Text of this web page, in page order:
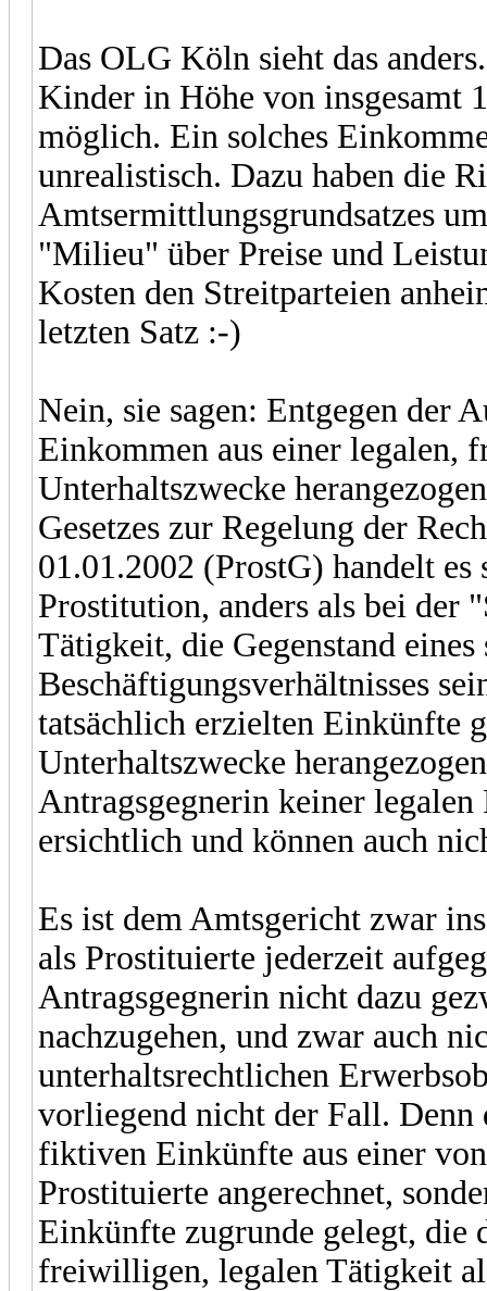
Das OLG Köln sieht das
Kinder in Höhe von insgesamt
möglich. Ein solches
unrealistisch. Dazu haben die
Amtsermittlungsgrundsatzes
"Milieu" über Preise und
Kosten den Streitparteien
letzten Satz :-)
Nein, sie sagen: Entgegen der
Einkommen aus einer legalen,
Unterhaltszwecke
Gesetzes zur Regelung der
01.01.2002 (ProstG) handelt
Prostitution, anders als bei der
Tätigkeit, die Gegenstand
Beschäftigungsverhältnisses
tatsächlich erzielten Einkünfte
Unterhaltszwecke
Antragsgegnerin keiner
ersichtlich und können auch
Es ist dem Amtsgericht zwar
als Prostituierte jederzeit
Antragsgegnerin nicht dazu
nachzugehen, und zwar auch
unterhaltsrechtlichen
vorliegend nicht der Fall. Denn
fiktiven Einkünfte aus einer
Prostituierte angerechnet,
Einkünfte zugrunde gelegt, die
freiwilligen, legalen Tätigkeit